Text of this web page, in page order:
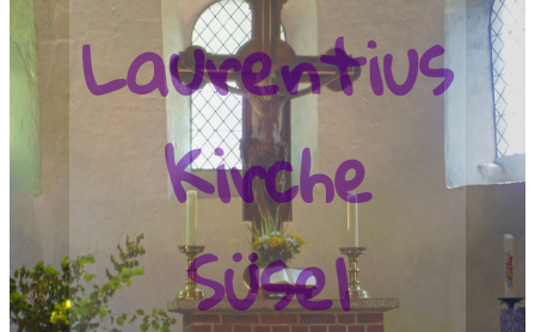
Laurentius
Kirche
Süsel